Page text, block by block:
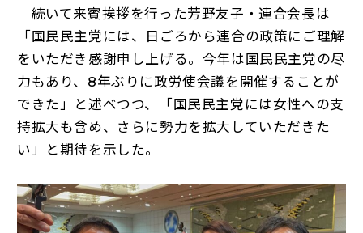
続いて来賓挨拶を行った芳野友子・連合会長は
「国民民主党には、日ごろから連合の政策にご理解
をいただき感謝申し上げる。今年は国民民主党の尽
力もあり、8年ぶりに政労使会議を開催することが
できた」と述べつつ、「国民民主党には女性への支
持拡大も含め、さらに勢力を拡大していただきた
い」と期待を示した。